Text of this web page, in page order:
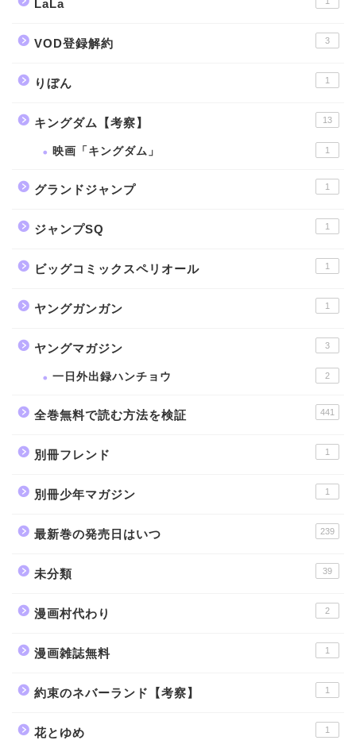
LaLa
VOD登録解約 3
りぼん 1
キングダム【考察】 13
映画「キングダム」 1
グランドジャンプ 1
ジャンプSQ 1
ビッグコミックスペリオール 1
ヤングガンガン 1
ヤングマガジン 3
一日外出録ハンチョウ 2
全巻無料で読む方法を検証 441
別冊フレンド 1
別冊少年マガジン 1
最新巻の発売日はいつ 239
未分類 39
漫画村代わり 2
漫画雑誌無料 1
約束のネバーランド【考察】 1
花とゆめ 1